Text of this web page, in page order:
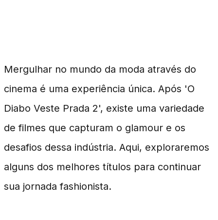
Mergulhar no mundo da moda através do
cinema é uma experiência única. Após 'O
Diabo Veste Prada 2', existe uma variedade
de filmes que capturam o glamour e os
desafios dessa indústria. Aqui, exploraremos
alguns dos melhores títulos para continuar
sua jornada fashionista.